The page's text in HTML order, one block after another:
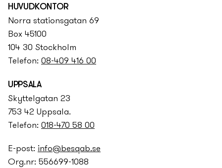
HUVUDKONTOR
Norra stationsgatan 69
Box 45100
104 30 Stockholm
Telefon: 08-409 416 00
UPPSALA
Skyttelgatan 23
753 42 Uppsala.
Telefon: 018-470 58 00
E-post: info@besqab.se
Org.nr: 556699-1088